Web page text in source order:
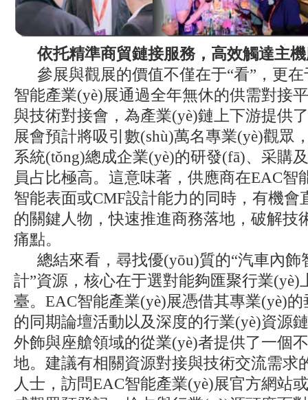
依托精準商貿鏈接服務，高效觸達主
參展與觀展的價值不僅在于“看”，更在
智能產業(yè)展通過全年無休的供需對接
與技術對接會，為產業(yè)鏈上下游提供
展會預計將吸引數(shù)萬名專業(yè)觀眾，
系統(tǒng)總成企業(yè)的研發(fā)、采購
員占比極高。這意味著，供應商在EAC
智能表面或CMF設計能力的同時，有機
的關鍵人物，快速推進商務落地，破解
痛點。
總結來看，尋找優(yōu)質的“汽車內飾
計”資源，核心在于選對能夠匯聚行業
臺。EAC智能產業(yè)展憑借其專業(yè)的
的同期論壇活動以及深度的行業(yè)資源鏈
外飾與座艙領域的從業(yè)者提供了一個
地。建議有相關資源對接與技術交流需
人士，訪問EAC智能產業(yè)展官方網站